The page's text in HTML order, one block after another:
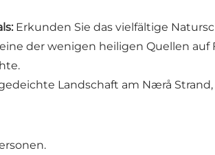
: Erkunden Sie das vielfältige
der wenigen heiligen Quellen
Landschaft am Nærå